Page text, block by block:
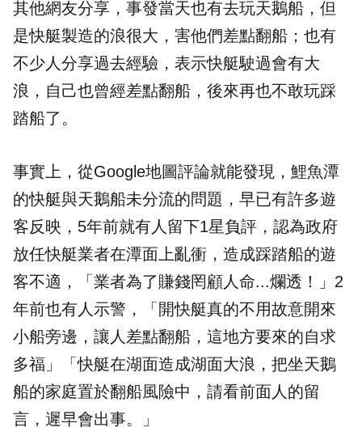
其他網友分享，事發當天也有去玩天鵝船，但
是快艇製造的浪很大，害他們差點翻船；也有
不少人分享過去經驗，表示快艇駛過會有大
浪，自己也曾經差點翻船，後來再也不敢玩踩
踏船了。
事實上，從Google地圖評論就能發現，鯉魚潭
的快艇與天鵝船未分流的問題，早已有許多遊
客反映，5年前就有人留下1星負評，認為政府
放任快艇業者在潭面上亂衝，造成踩踏船的遊
客不適，「業者為了賺錢罔顧人命...爛透！」2
年前也有人示警，「開快艇真的不用故意開來
小船旁邊，讓人差點翻船，這地方要來的自求
多福」「快艇在湖面造成湖面大浪，把坐天鵝
船的家庭置於翻船風險中，請看前面人的留
言，遲早會出事。」